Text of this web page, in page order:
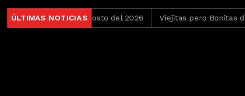
ÚLTIMAS NOTICIAS
del 4 de Agosto del 2026 Viejitas pero Bonitas del 3 de